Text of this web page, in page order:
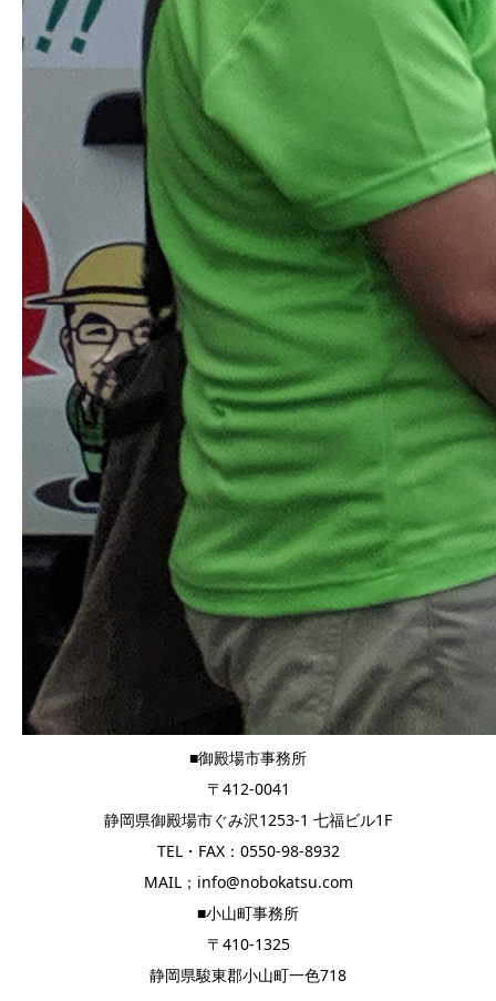
■御殿場市事務所
〒412-0041
静岡県御殿場市ぐみ沢1253-1 七福ビル1F
TEL・FAX：0550-98-8932
MAIL；info@nobokatsu.com
■小山町事務所
〒410-1325
静岡県駿東郡小山町一色718